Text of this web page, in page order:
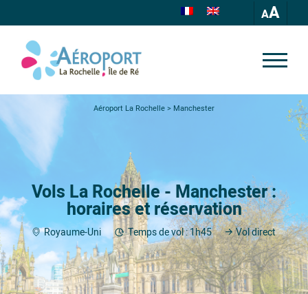
A
Aéroport La Rochelle> Manchester
Vols La Rochelle - Manchester :
horaires et réservation
Royaume-Uni Temps de vol : 1h45 Vol direct